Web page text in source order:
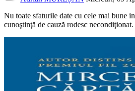
Nu toate sfaturile date cu cele mai bune
cunoştinţă de cauză rodesc necondiţionat.